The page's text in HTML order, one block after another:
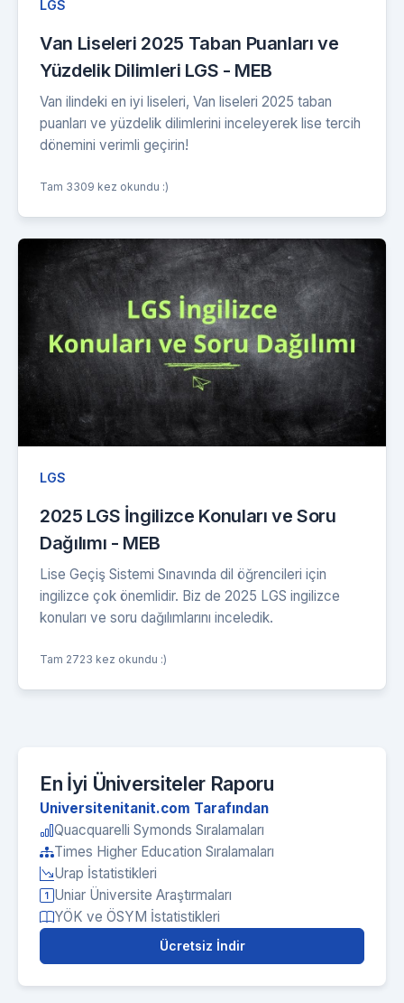
LGS
Van Liseleri 2025 Taban Puanları ve
Yüzdelik Dilimleri LGS - MEB
Van ilindeki en iyi liseleri, Van liseleri 2025 taban
puanları ve yüzdelik dilimlerini inceleyerek lise tercih
dönemini verimli geçirin!
Tam 3309 kez okundu :)
LGS
2025 LGS İngilizce Konuları ve Soru
Dağılımı - MEB
Lise Geçiş Sistemi Sınavında dil öğrencileri için
ingilizce çok önemlidir. Biz de 2025 LGS ingilizce
konuları ve soru dağılımlarını inceledik.
Tam 2723 kez okundu :)
En İyi Üniversiteler Raporu
Universitenitanit.com Tarafından
Quacquarelli Symonds Sıralamaları
Times Higher Education Sıralamaları
Urap İstatistikleri
Uniar Üniversite Araştırmaları
YÖK ve ÖSYM İstatistikleri
Ücretsiz İndir